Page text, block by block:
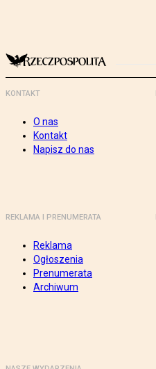
KONTAKT
O nas
Kontakt
Napisz do nas
REKLAMA I PRENUMERATA
Reklama
Ogłoszenia
Prenumerata
Archiwum